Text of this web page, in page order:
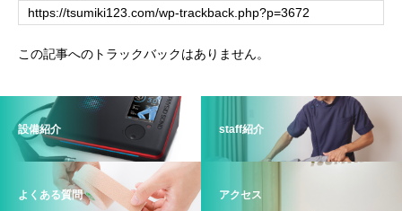
この記事へのトラックバックはありません。
設備紹介 staff紹介
よくある質問 アクセス